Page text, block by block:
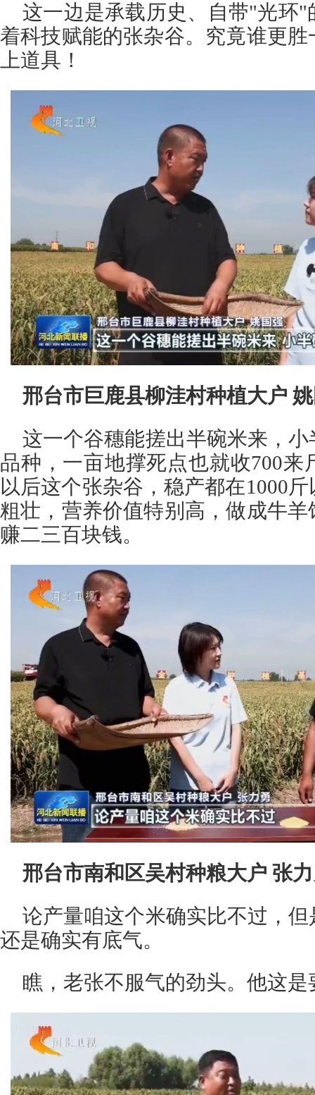
这一边是承载历史、自带"光环
着科技赋能的张杂谷。究竟谁更
上道具！
邢台市巨鹿县柳洼村种植大户
这一个谷穗能搓出半碗米来，
品种，一亩地撑死点也就收700来
以后这个张杂谷，稳产都在1000
粗壮，营养价值特别高，做成牛
赚二三百块钱。
邢台市南和区吴村种粮大户 张
论产量咱这个米确实比不过，
还是确实有底气。
瞧，老张不服气的劲头。他这